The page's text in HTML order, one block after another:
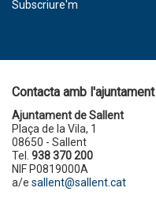
Subscriure'm
Contacta amb l'ajuntament
Ajuntament de Sallent
Plaça de la Vila, 1
08650 - Sallent
Tel. 938 370 200
NIF P0819000A
a/e sallent@sallent.cat